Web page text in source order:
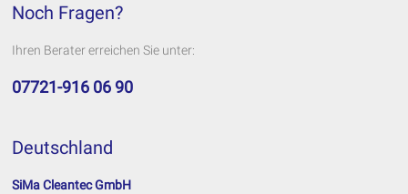
Noch Fragen?
Ihren Berater erreichen Sie unter:
07721-916 06 90
Deutschland
SiMa Cleantec GmbH